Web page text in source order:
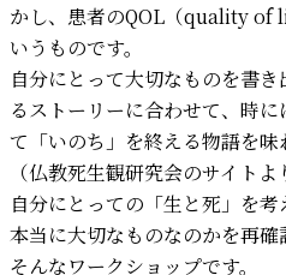
かし、患者のQOL（quality of
いうものです。
自分にとって大切なものを書
るストーリーに合わせて、時
て「いのち」を終える物語を味
（仏教死生観研究会のサイトよ
自分にとっての「生と死」を
本当に大切なものなのかを再確
そんなワークショップです。